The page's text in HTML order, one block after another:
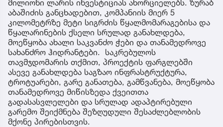
მილიონი ლარის ინვესტიციას ახორციელებს. ზურაბ
აბაშიძის განცხადებით, კომპანიის მიერ 5
კილომეტრზე მეტი სიგრძის წყალმომარაგებისა და
წყალარინების ქსელი სრულად განახლდება,
მოეწყობა ახალი საკვანძო ჭები და თანამედროვე
სახანძრო ჰიდრანტები. საკრებულოს
თავმჯდომარის თქმით, პროექტის ფარგლებში
ასევე განახლდება საგზაო ინფრასტრუქტურა,
ტროტუარები, გარე განათება, გამწვანება, მოეწყობა
თანამედროვე მიწისზედა ქვეითთა
გადასასვლელები და სრულად ადაპტირებული
გარემო შეიქმნება შეზღუდული შესაძლებლობის
მქონე პირებისთვის.